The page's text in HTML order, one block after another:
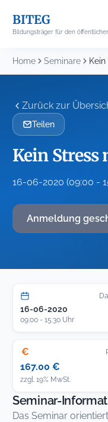
content
BITEG
Bildungsträger für den
Home Seminare
Zurück zur
Teilen
Kein Stress
16-06-2020 (09:00 -
Anmeldung
16-06-2020
09:00 - 15:30 Uhr
€
167.00 €
zzgl. 19% MwSt.
Seminar-
Das Seminar